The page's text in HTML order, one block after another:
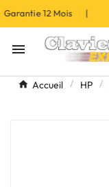
12 Mois |

Accueil HP